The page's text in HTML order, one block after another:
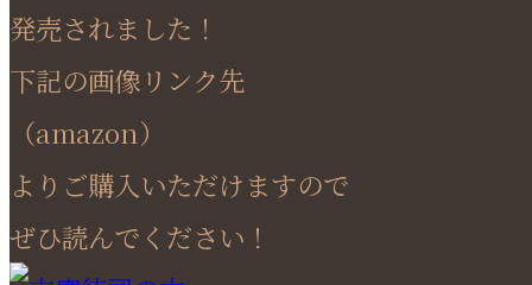
発売されました！
下記の画像リンク先
（amazon）
よりご購入いただけますので
ぜひ読んでください！